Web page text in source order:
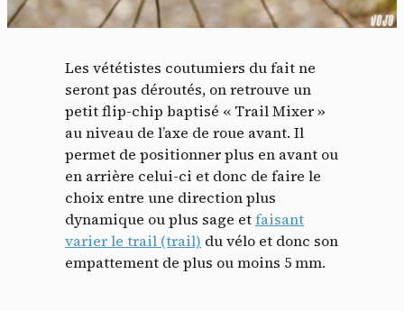
Les vététistes coutumiers du fait ne
seront pas déroutés, on retrouve un
petit flip-chip baptisé « Trail Mixer »
au niveau de l’axe de roue avant. Il
permet de positionner plus en avant ou
en arrière celui-ci et donc de faire le
choix entre une direction plus
dynamique ou plus sage etfaisant
varier le trail (trail) du vélo et donc son
empattement de plus ou moins 5 mm.